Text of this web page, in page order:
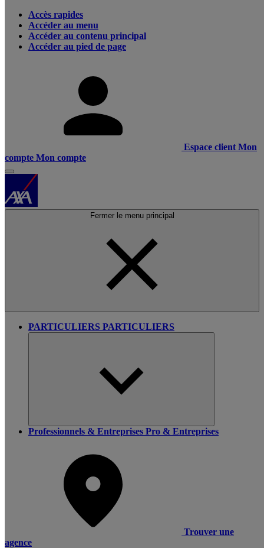
Accès rapides
Accéder au menu
Accéder au contenu principal
Accéder au pied de page
Espace client Mon
compte Mon compte
Fermer le menu principal
PARTICULIERS PARTICULIERS
Professionnels & Entreprises Pro & Entreprises
Trouver une
agence